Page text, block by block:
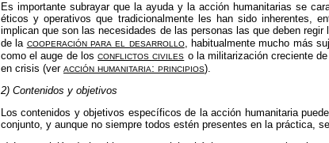
Es importante subrayar que la ayuda y la acción humanitarias se
éticos y operativos que tradicionalmente les han sido inherentes,
implican que son las necesidades de las personas las que deben
de la cooperación para el desarrollo, habitualmente mucho más
como el auge de losconflictos civiles o la militarización creciente
en crisis (ver acción humanitaria: principios).
2) Contenidos y objetivos
Los contenidos y objetivos específicos de la acción humanitaria
conjunto, y aunque no siempre todos estén presentes en la práctica,